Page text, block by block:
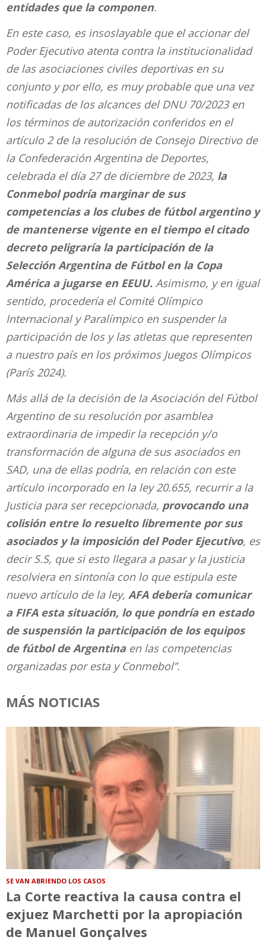
entidades que la componen.
En este caso, es insoslayable que el accionar del
Poder Ejecutivo atenta contra la institucionalidad
de las asociaciones civiles deportivas en su
conjunto y por ello, es muy probable que una vez
notificadas de los alcances del DNU 70/2023 en
los términos de autorización conferidos en el
artículo 2 de la resolución de Consejo Directivo de
la Confederación Argentina de Deportes,
celebrada el día 27 de diciembre de 2023, la
Conmebol podría marginar de sus
competencias a los clubes de fútbol argentino y
de mantenerse vigente en el tiempo el citado
decreto peligraría la participación de la
Selección Argentina de Fútbol en la Copa
América a jugarse en EEUU. Asimismo, y en igual
sentido, procedería el Comité Olímpico
Internacional y Paralímpico en suspender la
participación de los y las atletas que representen
a nuestro país en los próximos Juegos Olímpicos
(París 2024).
Más allá de la decisión de la Asociación del Fútbol
Argentino de su resolución por asamblea
extraordinaria de impedir la recepción y/o
transformación de alguna de sus asociados en
SAD, una de ellas podría, en relación con este
artículo incorporado en la ley 20.655, recurrir a la
Justicia para ser recepcionada, provocando una
colisión entre lo resuelto libremente por sus
asociados y la imposición del Poder Ejecutivo, es
decir S.S, que si esto llegara a pasar y la justicia
resolviera en sintonía con lo que estipula este
nuevo artículo de la ley, AFA debería comunicar
a FIFA esta situación, lo que pondría en estado
de suspensión la participación de los equipos
de fútbol de Argentinaen las competencias
organizadas por esta y Conmebol”.
MÁS NOTICIAS
SE VAN ABRIENDO LOS CASOS
La Corte reactiva la causa contra el
exjuez Marchetti por la apropiación
de Manuel Gonçalves